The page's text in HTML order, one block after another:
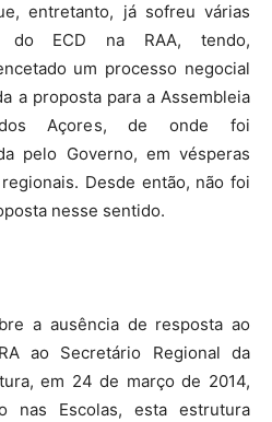
entretanto, já sofreu várias
do ECD na RAA, tendo,
um processo negocial
a proposta para a Assembleia
dos Açores, de onde foi
pelo Governo, em vésperas
Desde então, não foi
nesse sentido.
a ausência de resposta ao
ao Secretário Regional da
em 24 de março de 2014,
nas Escolas, esta estrutura